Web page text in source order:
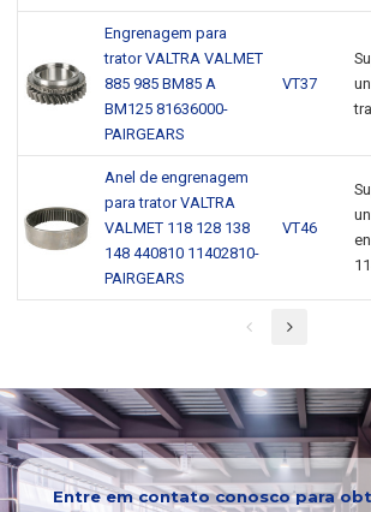
Engrenagem para
trator VALTRA VALMET
885 985 BM85 A
BM125 81636000-
PAIRGEARS
VT37
Anel de engrenagem
para trator VALTRA
VALMET 118 128 138
148 440810 11402810-
PAIRGEARS
VT46
Entre em contato conosco para